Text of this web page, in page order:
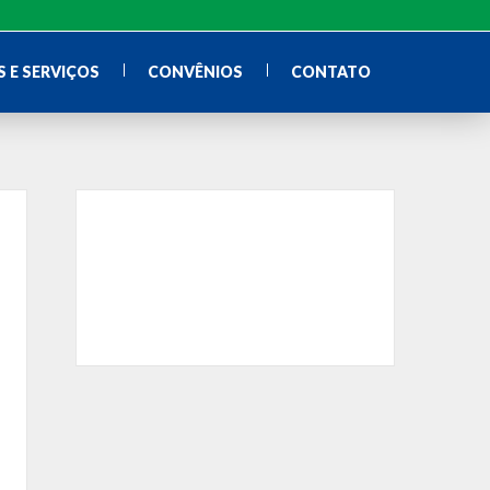
E SERVIÇOS CONVÊNIOS CONTATO